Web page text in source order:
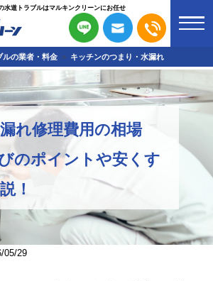
水道トラブルはマルキンクリーンにお任せ
ルの業者・料金 キッチンのつまり・水漏れ
れ修理費用の相場
のポイントや安くす
！
05/29